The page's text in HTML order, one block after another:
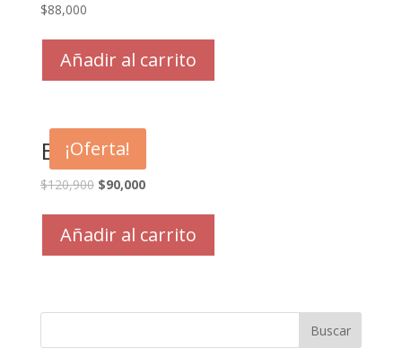
$88,000
Añadir al carrito
¡Oferta!
BAT GIRL
$120,900 $90,000
Añadir al carrito